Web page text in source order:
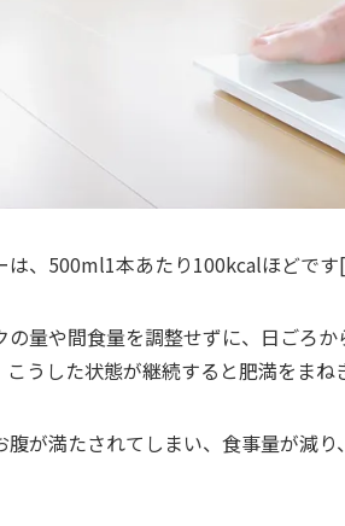
、500ml1本あたり100kcalほどです
量や間食量を調整せずに、日ごろ
うした状態が継続すると肥満をまね
腹が満たされてしまい、食事量が減